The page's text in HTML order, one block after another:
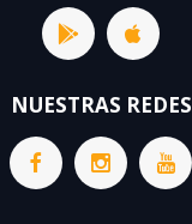
NUESTRAS REDES